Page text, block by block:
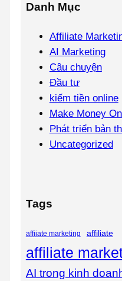
Danh Mục
Affiliate
AI Marketing
Câu chuyện
Đầu tư
kiếm tiền online
Make Money
Phát triển bản
Uncategorized
Tags
affiiate marketing affiliate
affiliate
AI trong kinh